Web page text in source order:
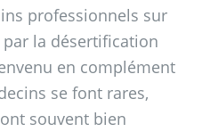
professionnels sur
la désertification
en complément
se font rares,
souvent bien